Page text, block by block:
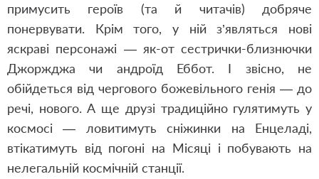
примусить героїв (та й читачів) добряче
понервувати. Крім того, у ній з’являться нові
яскраві персонажі — як-от сестрички-близнючки
Джоржджа чи андроїд Еббот. І звісно, не
обійдеться від чергового божевільного генія — до
речі, нового. А ще друзі традиційно гулятимуть у
космосі — ловитимуть сніжинки на Енцеладі,
втікатимуть від погоні на Місяці і побувають на
нелегальній космічній станції.